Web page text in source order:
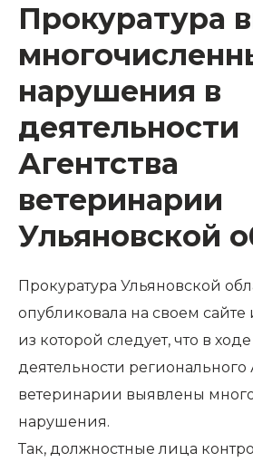
Прокуратура
нарушения в
деятельности
Агентства
ветеринарии
Ульяновской
Прокуратура Ульяновской
опубликовала на своем сайте
из которой следует, что в
деятельности регионального
ветеринарии выявлены
нарушения.
Так, должностные лица